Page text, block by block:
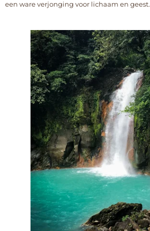
een ware verjonging voor lichaam en geest.